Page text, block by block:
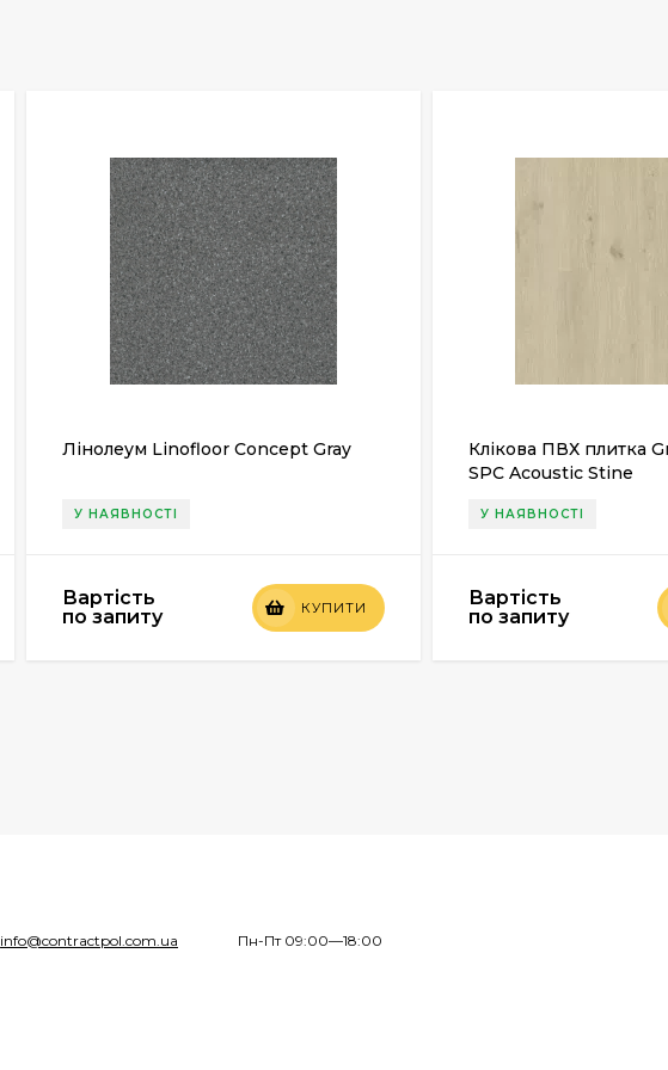
Лінолеум Linofloor Concept Gray
У НАЯВНОСТІ
Вартість
по запиту
КУПИТИ
Клікова ПВХ плитка
SPC Acoustic Stine
У НАЯВНОСТІ
Вартість
по запиту
info@contractpol.com.ua Пн-Пт 09:00—18:00